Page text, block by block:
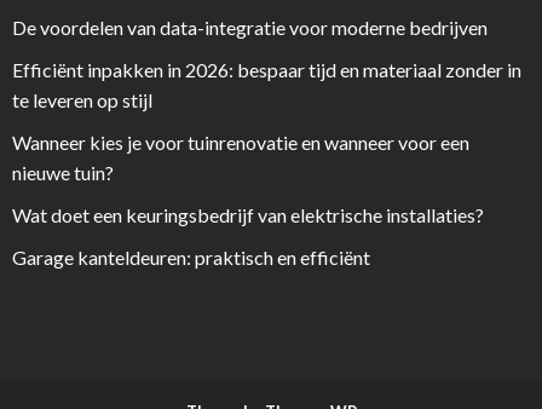
De voordelen van data-integratie voor moderne bedrijven
Efficiënt inpakken in 2026: bespaar tijd en materiaal zonder in
te leveren op stijl
Wanneer kies je voor tuinrenovatie en wanneer voor een
nieuwe tuin?
Wat doet een keuringsbedrijf van elektrische installaties?
Garage kanteldeuren: praktisch en efficiënt